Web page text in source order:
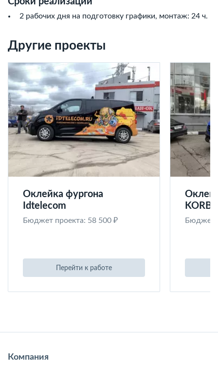
2 рабочих дня на подготовку графики, монтаж: 24 ч.
Другие проекты
Оклейка фургона
Idtelecom
Бюджет проекта: 58 500 ₽
Перейти к работе
KORB
Бюджет
Компания